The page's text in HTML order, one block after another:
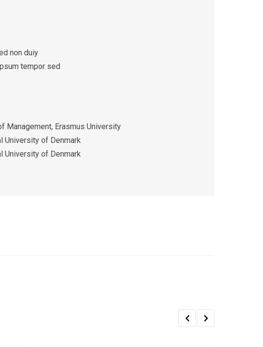
non duiy
tempor sed
Management, Erasmus University
University of Denmark
University of Denmark